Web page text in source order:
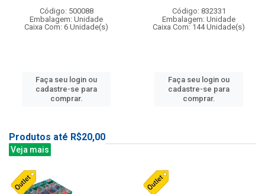
Código: 500088
Embalagem: Unidade
Caixa Com: 6 Unidade(s)
Faça seu login ou
cadastre-se para
comprar.
Código: 832331
Embalagem: Unidade
Caixa Com: 144 Unidade(s)
Faça seu login ou
cadastre-se para
comprar.
Produtos até R$20,00
Veja mais